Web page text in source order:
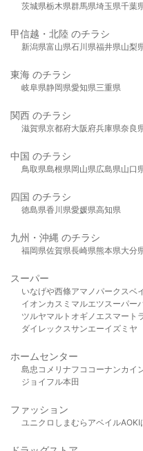
茨城県栃木県群馬県埼玉県千葉
甲信越・北陸 のチラシ
新潟県富山県石川県福井県山梨
東海 のチラシ
岐阜県静岡県愛知県三重県
関西 のチラシ
滋賀県京都府大阪府兵庫県奈良
中国 のチラシ
鳥取県島根県岡山県広島県山口
四国 のチラシ
徳島県香川県愛媛県高知県
九州・沖縄 のチラシ
福岡県佐賀県長崎県熊本県大分
スーパー
いなげや西條アマノパークスベ
イオンカスミ マルエツスーパー
ツルヤマルト オギノ エスマート
ダイレックスサンエーイズミヤ
ホームセンター
島忠 コメリ ナフコ コーナンカイ
ジョイフル本田
ファッション
ユニクロ しまむら アベイルAOKI